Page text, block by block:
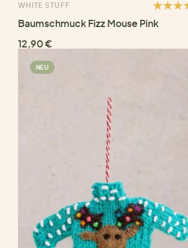
WHITE STUFF
Baumschmuck Fizz Mouse Pink
12,90 €
NEU